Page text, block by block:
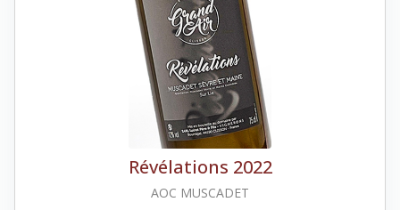
Révélations 2022
AOC MUSCADET